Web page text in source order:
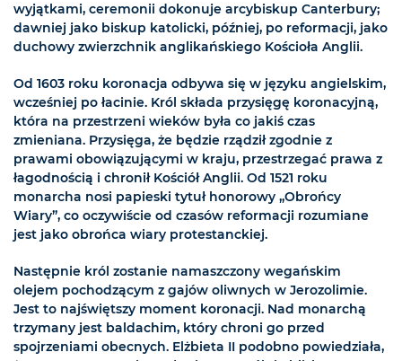
wyjątkami, ceremonii dokonuje arcybiskup Canterbury;
dawniej jako biskup katolicki, później, po reformacji, jako
duchowy zwierzchnik anglikańskiego Kościoła Anglii.
Od 1603 roku koronacja odbywa się w języku angielskim,
wcześniej po łacinie. Król składa przysięgę koronacyjną,
która na przestrzeni wieków była co jakiś czas
zmieniana. Przysięga, że będzie rządził zgodnie z
prawami obowiązującymi w kraju, przestrzegać prawa z
łagodnością i chronił Kościół Anglii. Od 1521 roku
monarcha nosi papieski tytuł honorowy „Obrońcy
Wiary”, co oczywiście od czasów reformacji rozumiane
jest jako obrońca wiary protestanckiej.
Następnie król zostanie namaszczony wegańskim
olejem pochodzącym z gajów oliwnych w Jerozolimie.
Jest to najświętszy moment koronacji. Nad monarchą
trzymany jest baldachim, który chroni go przed
spojrzeniami obecnych. Elżbieta II podobno powiedziała,